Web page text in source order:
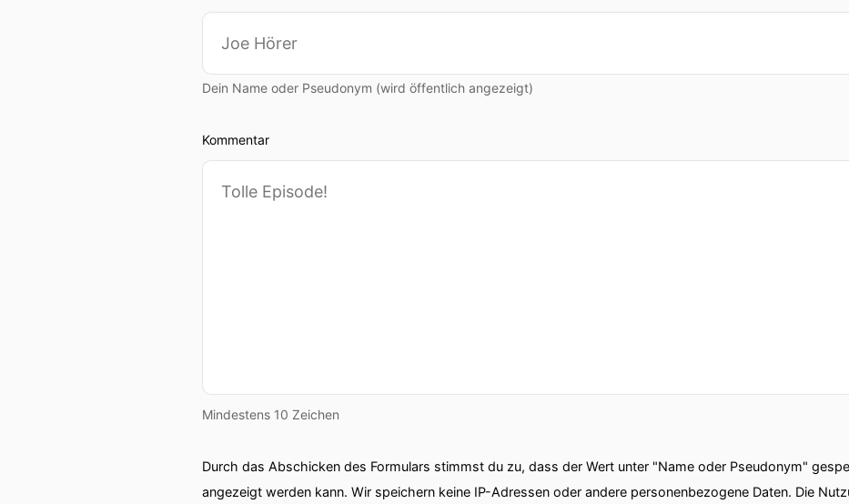
Dein Name oder Pseudonym (wird öffentlich angezeigt)
Kommentar
Mindestens 10 Zeichen
Durch das Abschicken des Formulars stimmst du zu, dass der Wert unter "Name oder Pseudonym"
angezeigt werden kann. Wir speichern keine IP-Adressen oder andere personenbezogene Daten. Die